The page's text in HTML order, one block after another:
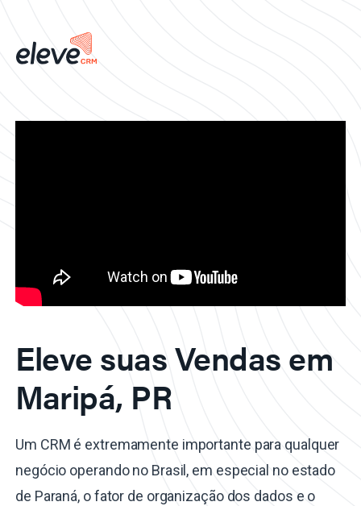
Eleve suas Vendas em
Maripá, PR
Um CRM é extremamente importante para qualquer
negócio operando no Brasil, em especial no estado
de Paraná, o fator de organização dos dados e o